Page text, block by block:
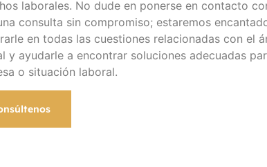
laborales. No dude en ponerse en contacto
consulta sin compromiso; estaremos
en todas las cuestiones relacionadas con el
y ayudarle a encontrar soluciones adecuadas
o situación laboral.